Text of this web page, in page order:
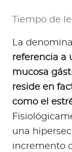
d
Tiempo de
La
referencia a
mucosa
reside en
como el
una
incremento